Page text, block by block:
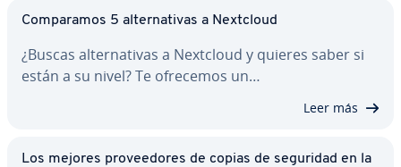
Co­m­pa­ra­mos 5 al­te­r­na­ti­vas a Nextcloud
¿Buscas al­te­r­na­ti­vas a Nextcloud y quieres saber si
están a su nivel? Te ofrecemos un…
Leer más
Los mejores pro­vee­do­res de copias de seguridad en la